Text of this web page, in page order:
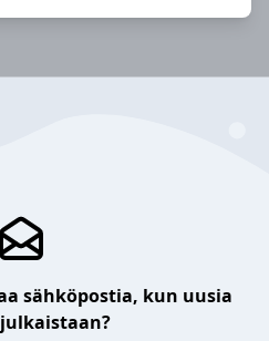
sähköpostia, kun uusia